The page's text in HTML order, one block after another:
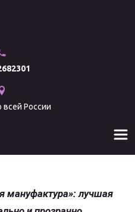
всей России
мануфактура»: лучшая